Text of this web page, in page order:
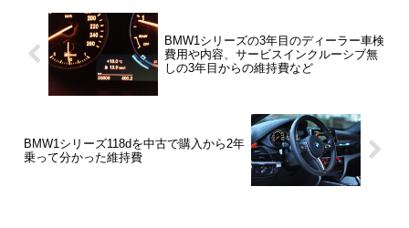
BMW1シリーズの3年目のディーラー車検
費用や内容、サービスインクルーシブ無
しの3年目からの維持費など
BMW1シリーズ118dを中古で購入から2年
乗って分かった維持費